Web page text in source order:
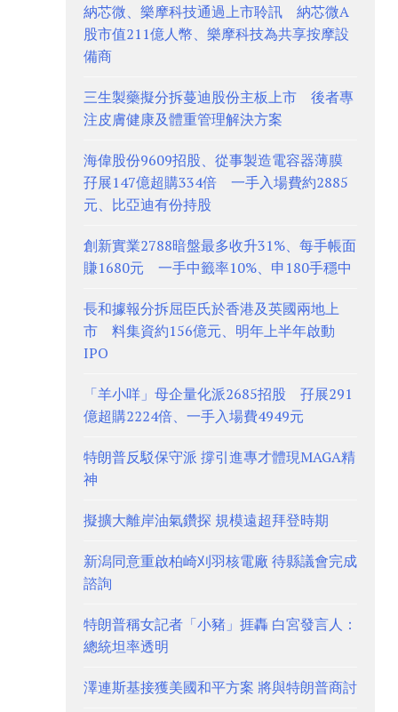
納芯微、樂摩科技通過上市聆訊 納芯微A
股市值211億人幣、樂摩科技為共享按摩設
備商
三生製藥擬分拆蔓迪股份主板上市 後者專
注皮膚健康及體重管理解決方案
海偉股份9609招股、從事製造電容器薄膜
孖展147億超購334倍 一手入場費約2885
元、比亞迪有份持股
創新實業2788暗盤最多收升31%、每手帳面
賺1680元 一手中籤率10%、申180手穩中
長和據報分拆屈臣氏於香港及英國兩地上
市 料集資約156億元、明年上半年啟動
IPO
「羊小咩」母企量化派2685招股 孖展291
億超購2224倍、一手入場費4949元
特朗普反駁保守派 撐引進專才體現MAGA精
神
擬擴大離岸油氣鑽探 規模遠超拜登時期
新潟同意重啟柏崎刈羽核電廠 待縣議會完成
諮詢
特朗普稱女記者「小豬」捱轟 白宮發言人：
總統坦率透明
澤連斯基接獲美國和平方案 將與特朗普商討